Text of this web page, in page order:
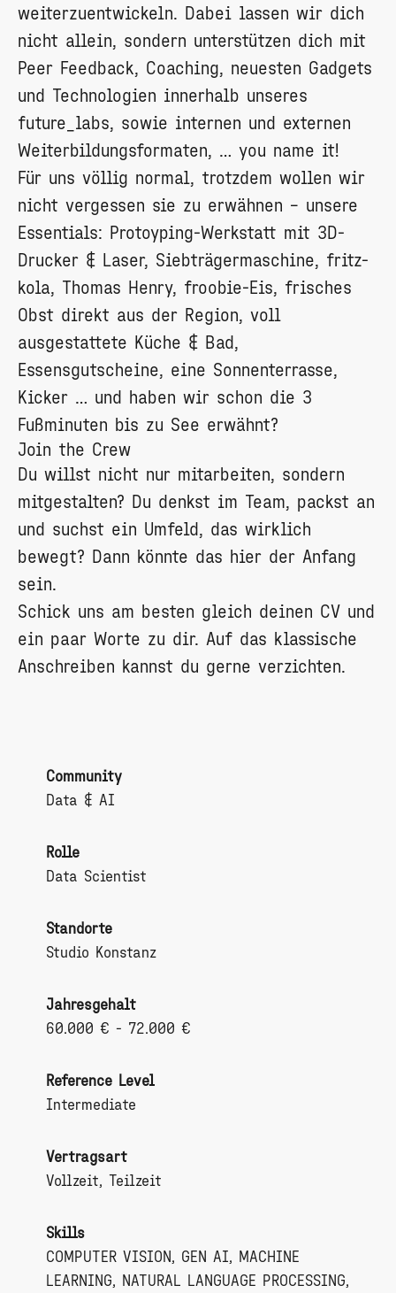
weiterzuentwickeln. Dabei lassen wir dich
nicht allein, sondern unterstützen dich mit
Peer Feedback, Coaching, neuesten Gadgets
und Technologien innerhalb unseres
future_labs, sowie internen und externen
Weiterbildungsformaten, … you name it!
Für uns völlig normal, trotzdem wollen wir
nicht vergessen sie zu erwähnen – unsere
Essentials: Protoyping-Werkstatt mit 3D-
Drucker & Laser, Siebträgermaschine, fritz-
kola, Thomas Henry, froobie-Eis, frisches
Obst direkt aus der Region, voll
ausgestattete Küche & Bad,
Essensgutscheine, eine Sonnenterrasse,
Kicker … und haben wir schon die 3
Fußminuten bis zu See erwähnt?
Join the Crew
Du willst nicht nur mitarbeiten, sondern
mitgestalten? Du denkst im Team, packst an
und suchst ein Umfeld, das wirklich
bewegt? Dann könnte das hier der Anfang
sein.
Schick uns am besten gleich deinen CV und
ein paar Worte zu dir. Auf das klassische
Anschreiben kannst du gerne verzichten.
Community
Data & AI
Rolle
Data Scientist
Standorte
Studio Konstanz
Jahresgehalt
60.000 € - 72.000 €
Reference Level
Intermediate
Vertragsart
Vollzeit, Teilzeit
Skills
COMPUTER VISION, GEN AI, MACHINE
LEARNING, NATURAL LANGUAGE PROCESSING,